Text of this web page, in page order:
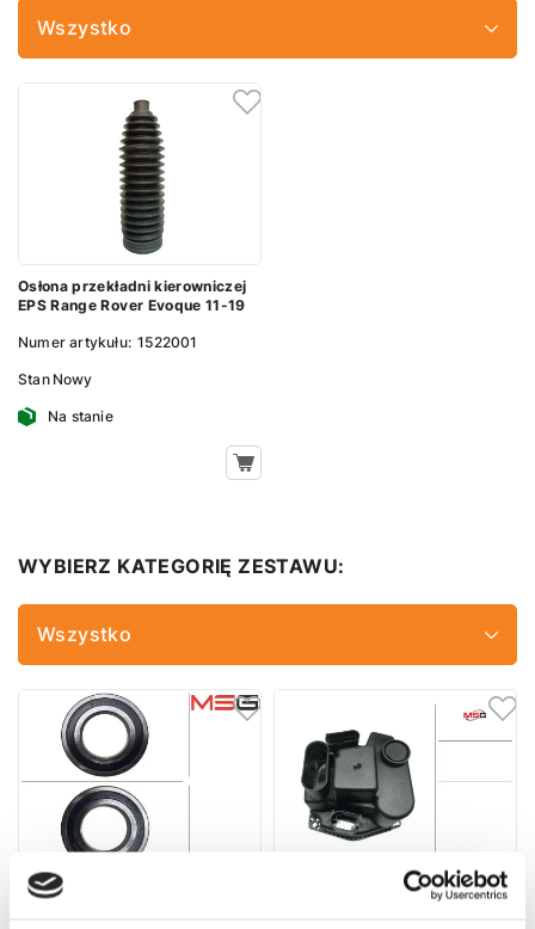
Wszystko
Osłona przekładni kierowniczej
EPS Range Rover Evoque 11-19
Numer artykułu: 1522001
Stan Nowy
Na stanie
WYBIERZ KATEGORIĘ ZESTAWU:
Wszystko
Łożysko EPS wspierający
Pokrywka ochronna plastikowa